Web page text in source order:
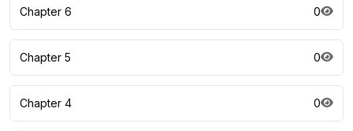
Chapter 6 0
Chapter 5 0
Chapter 4 0